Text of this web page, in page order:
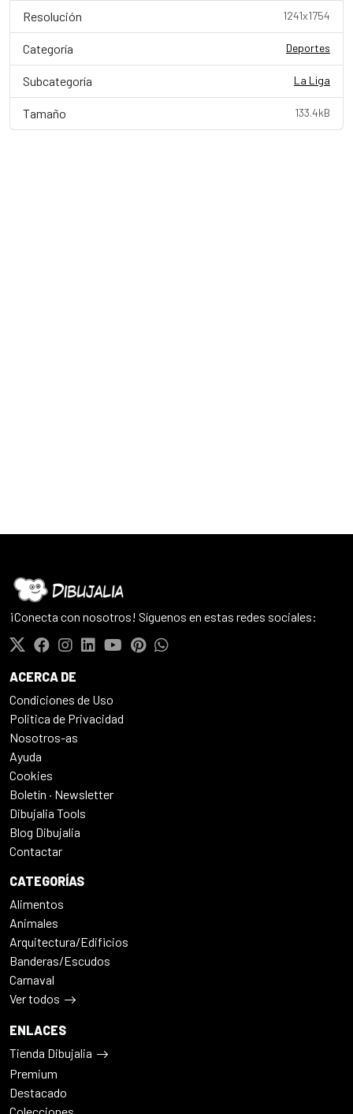
Resolución 1241x1754
Categoría Deportes
Subcategoría La Liga
Tamaño 133.4kB
¡Conecta con nosotros! Síguenos en estas redes sociales:
ACERCA DE
Condiciones de Uso
Politica de Privacidad
Nosotros-as
Ayuda
Cookies
Boletín · Newsletter
Dibujalia Tools
Blog Dibujalia
Contactar
CATEGORÍAS
Alimentos
Animales
Arquitectura/Edificios
Banderas/Escudos
Carnaval
Ver todos
ENLACES
Tienda Dibujalia
Premium
Destacado
Colecciones